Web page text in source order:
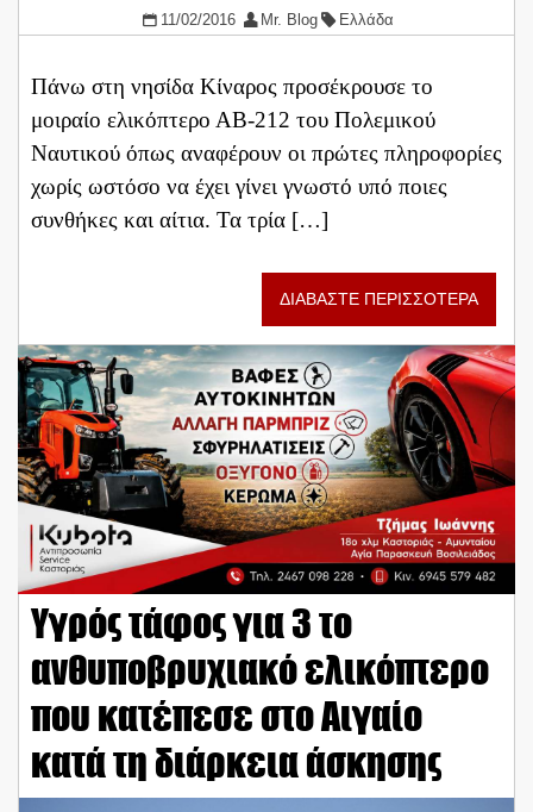
11/02/2016 Mr. Blog Ελλάδα
Πάνω στη νησίδα Κίναρος προσέκρουσε το
μοιραίο ελικόπτερο ΑΒ-212 του Πολεμικού
Ναυτικού όπως αναφέρουν οι πρώτες πληροφορίες
χωρίς ωστόσο να έχει γίνει γνωστό υπό ποιες
συνθήκες και αίτια. Τα τρία […]
ΔΙΑΒΑΣΤΕ ΠΕΡΙΣΣΟΤΕΡΑ
Υγρός τάφος για 3 το
ανθυποβρυχιακό ελικόπτερο
που κατέπεσε στο Αιγαίο
κατά τη διάρκεια άσκησης